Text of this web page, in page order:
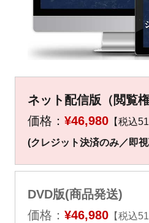
ネット配信版（閲覧権
価格： ¥46,980【税込
(クレジット決済のみ／即
DVD版(商品発送)
価格： ¥46,980【税込